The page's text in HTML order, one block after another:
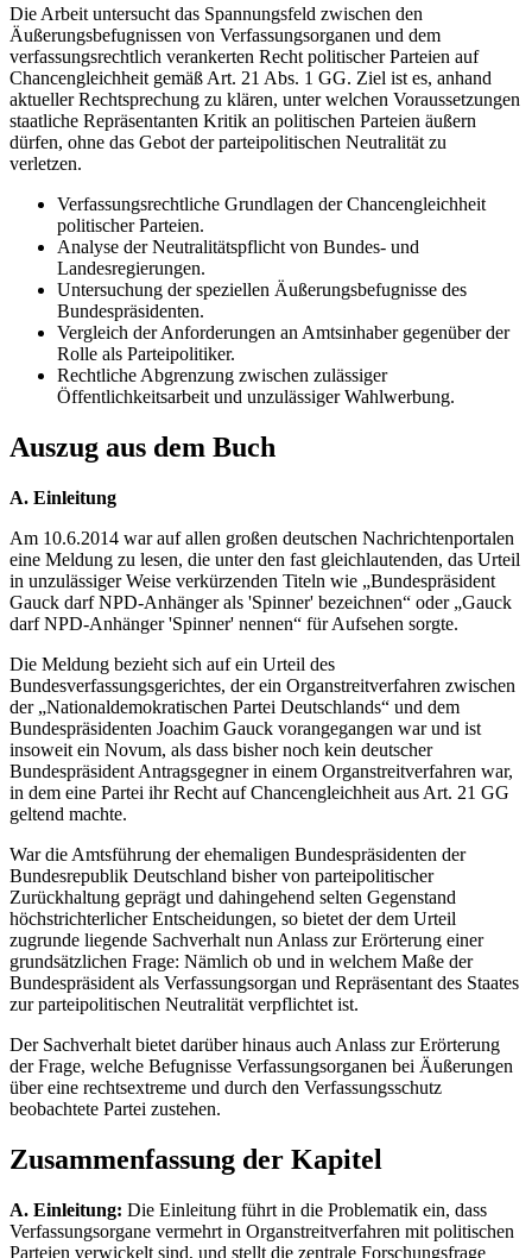
Die Arbeit untersucht das Spannungsfeld zwischen den
Äußerungsbefugnissen von Verfassungsorganen und dem
verfassungsrechtlich verankerten Recht politischer Parteien auf
Chancengleichheit gemäß Art. 21 Abs. 1 GG. Ziel ist es, anhand
aktueller Rechtsprechung zu klären, unter welchen Voraussetzungen
staatliche Repräsentanten Kritik an politischen Parteien äußern
dürfen, ohne das Gebot der parteipolitischen Neutralität zu
verletzen.
Verfassungsrechtliche Grundlagen der Chancengleichheit
politischer Parteien.
Analyse der Neutralitätspflicht von Bundes- und
Landesregierungen.
Untersuchung der speziellen Äußerungsbefugnisse des
Bundespräsidenten.
Vergleich der Anforderungen an Amtsinhaber gegenüber der
Rolle als Parteipolitiker.
Rechtliche Abgrenzung zwischen zulässiger
Öffentlichkeitsarbeit und unzulässiger Wahlwerbung.
Auszug aus dem Buch
A. Einleitung
Am 10.6.2014 war auf allen großen deutschen Nachrichtenportalen
eine Meldung zu lesen, die unter den fast gleichlautenden, das Urteil
in unzulässiger Weise verkürzenden Titeln wie „Bundespräsident
Gauck darf NPD-Anhänger als 'Spinner' bezeichnen“ oder „Gauck
darf NPD-Anhänger 'Spinner' nennen“ für Aufsehen sorgte.
Die Meldung bezieht sich auf ein Urteil des
Bundesverfassungsgerichtes, der ein Organstreitverfahren zwischen
der „Nationaldemokratischen Partei Deutschlands“ und dem
Bundespräsidenten Joachim Gauck vorangegangen war und ist
insoweit ein Novum, als dass bisher noch kein deutscher
Bundespräsident Antragsgegner in einem Organstreitverfahren war,
in dem eine Partei ihr Recht auf Chancengleichheit aus Art. 21 GG
geltend machte.
War die Amtsführung der ehemaligen Bundespräsidenten der
Bundesrepublik Deutschland bisher von parteipolitischer
Zurückhaltung geprägt und dahingehend selten Gegenstand
höchstrichterlicher Entscheidungen, so bietet der dem Urteil
zugrunde liegende Sachverhalt nun Anlass zur Erörterung einer
grundsätzlichen Frage: Nämlich ob und in welchem Maße der
Bundespräsident als Verfassungsorgan und Repräsentant des Staates
zur parteipolitischen Neutralität verpflichtet ist.
Der Sachverhalt bietet darüber hinaus auch Anlass zur Erörterung
der Frage, welche Befugnisse Verfassungsorganen bei Äußerungen
über eine rechtsextreme und durch den Verfassungsschutz
beobachtete Partei zustehen.
Zusammenfassung der Kapitel
A. Einleitung: Die Einleitung führt in die Problematik ein, dass
Verfassungsorgane vermehrt in Organstreitverfahren mit politischen
Parteien verwickelt sind, und stellt die zentrale Forschungsfrage